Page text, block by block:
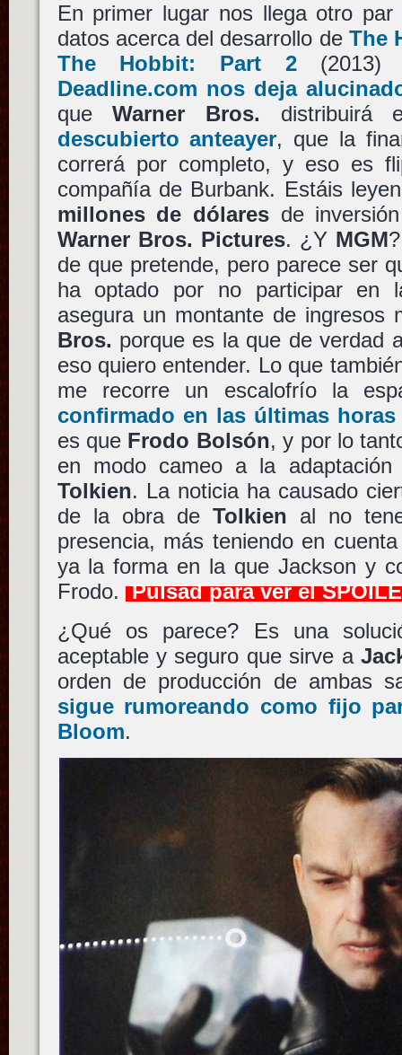
En primer lugar nos llega otro par
datos acerca del desarrollo deThe
The Hobbit: Part 2
Deadline.com nos deja
queWarner Bros. distribuirá
descubierto anteayer, que la
correrá por completo, y eso es
compañía de Burbank. Estáis
millones de dólaresde
Warner Bros. Pictures. ¿Y MGM
de que pretende, pero parece ser
ha optado por no participar en
asegura un montante de ingresos
Bros. porque es la que de verdad
eso quiero entender. Lo que
me recorre un escalofrío la
confirmado en las últimas
es que Frodo Bolsón, y por lo
en modo cameo a la
Tolkien. La noticia ha causado
de la obra de Tolkien al no
presencia, más teniendo en
ya la forma en la que Jackson y
Frodo. Pulsad para ver el
¿Qué os parece? Es una
aceptable y seguro que sirve a
orden de producción de ambas
sigue rumoreando como fijo
Bloom.